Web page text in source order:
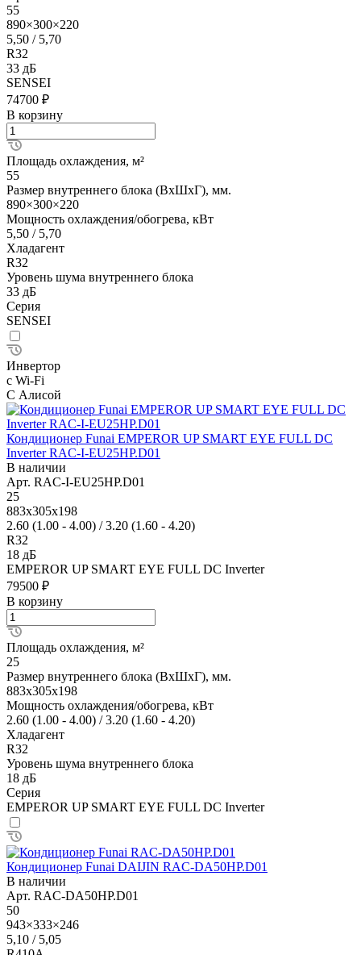
55
890×300×220
5,50 / 5,70
R32
33 дБ
SENSEI
74700 ₽
В корзину
Площадь охлаждения, м²
55
Размер внутреннего блока (ВхШхГ), мм.
890×300×220
Мощность охлаждения/обогрева, кВт
5,50 / 5,70
Хладагент
R32
Уровень шума внутреннего блока
33 дБ
Серия
SENSEI
Инвертор
с Wi-Fi
С Алисой
Кондиционер Funai EMPEROR UP SMART EYE FULL DC
Inverter RAC-I-EU25HP.D01
В наличии
Арт. RAC-I-EU25HP.D01
25
883x305x198
2.60 (1.00 - 4.00) / 3.20 (1.60 - 4.20)
R32
18 дБ
EMPEROR UP SMART EYE FULL DC Inverter
79500 ₽
В корзину
Площадь охлаждения, м²
25
Размер внутреннего блока (ВхШхГ), мм.
883x305x198
Мощность охлаждения/обогрева, кВт
2.60 (1.00 - 4.00) / 3.20 (1.60 - 4.20)
Хладагент
R32
Уровень шума внутреннего блока
18 дБ
Серия
EMPEROR UP SMART EYE FULL DC Inverter
Кондиционер Funai DAIJIN RAC-DA50HP.D01
В наличии
Арт. RAC-DA50HP.D01
50
943×333×246
5,10 / 5,05